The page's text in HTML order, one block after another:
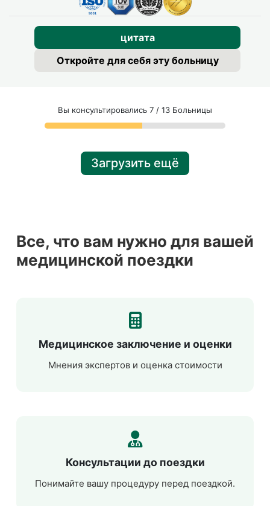
цитата
Откройте для себя эту больницу
Вы консультировались 7 / 13 Больницы
Загрузить ещё
Все, что вам нужно для вашей
медицинской поездки
Медицинское заключение и оценки
Мнения экспертов и оценка стоимости
Консультации до поездки
Понимайте вашу процедуру перед поездкой.